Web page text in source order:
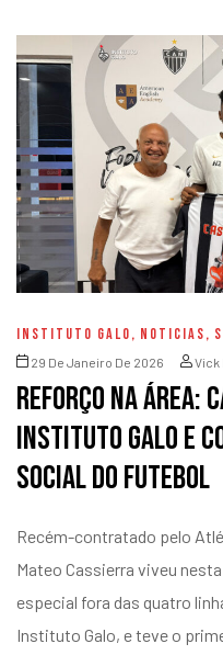
INSTITUTO GALO, NOTICIAS,
29 De Janeiro De 2026 Vick
Reforço na área:
Instituto Galo e
social do futebol
Recém-contratado pelo
Mateo Cassierra viveu
especial fora das quatro
Instituto Galo, e teve o